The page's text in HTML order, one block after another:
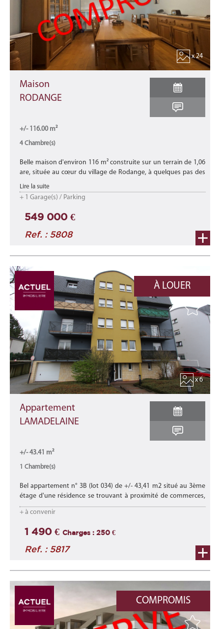
x 24
Maison
RODANGE
+/- 116.00 m²
4 Chambre(s)
Belle maison d'environ 116 m² construite sur un terrain de 1,06
are, située au cœur du village de Rodange, à quelques pas des
commerces, des écoles, des crèches, de la gare, des transports e
...
Lire la suite
+ 1 Garage(s) / Parking
549 000 €
Ref. : 5808
À LOUER
x 6
Appartement
LAMADELAINE
+/- 43.41 m²
1 Chambre(s)
Bel appartement n° 3B (lot 034) de +/- 43,41 m2 situé au 3ème
étage d'une résidence se trouvant à proximité de commerces,
d'écoles, des transports en commun et proche des axes
autoroutiers.
+ à convenir
1 490 € Charges : 250 €
Ref. : 5817
COMPROMIS